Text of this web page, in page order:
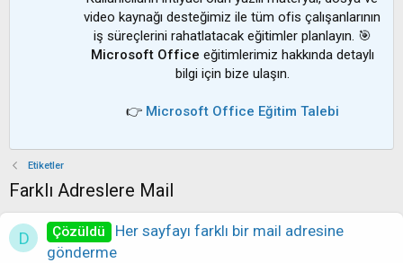
video kaynağı desteğimiz ile tüm ofis çalışanlarının
iş süreçlerini rahatlatacak eğitimler planlayın. 🎯
Microsoft Office eğitimlerimiz hakkında detaylı
bilgi için bize ulaşın.
👉 Microsoft Office Eğitim Talebi
Etiketler
Farklı Adreslere Mail
D Çözüldü
Her sayfayı farklı bir mail adresine
gönderme